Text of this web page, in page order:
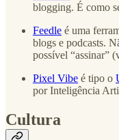
blogging. É como
Feedle é uma
blogs e podcasts.
possível “assinar”
Pixel Vibe é tipo o
por Inteligência
Cultura